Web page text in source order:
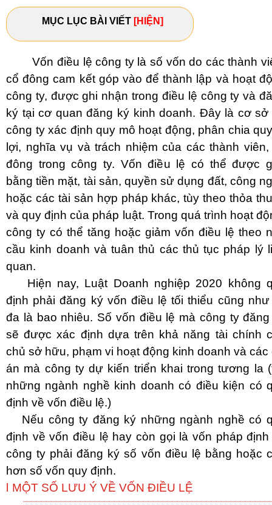
MỤC LỤC BÀI VIẾT [HIỆN]
Vốn điều lệ công ty là số vốn do các thành
cổ đông cam kết góp vào để thành lập và hoạt
công ty, được ghi nhận trong điều lệ công ty và
ký tại cơ quan đăng ký kinh doanh. Đây là cơ sở
công ty xác định quy mô hoạt động, phân chia
lợi, nghĩa vụ và trách nhiệm của các thành viên,
đông trong công ty. Vốn điều lệ có thể được
bằng tiền mặt, tài sản, quyền sử dụng đất, công
hoặc các tài sản hợp pháp khác, tùy theo thỏa
và quy định của pháp luật. Trong quá trình hoạt
công ty có thể tăng hoặc giảm vốn điều lệ theo
cầu kinh doanh và tuân thủ các thủ tục pháp lý
quan.
Hiện nay, Luật Doanh nghiệp 2020 không
định phải đăng ký vốn điều lệ tối thiểu cũng như
đa là bao nhiêu. Số vốn điều lệ mà công ty
sẽ được xác định dựa trên khả năng tài chính
chủ sở hữu, phạm vi hoạt động kinh doanh và các
án mà công ty dự kiến triển khai trong tương la (
những ngành nghề kinh doanh có điều kiện có
định về vốn điều lệ.)
Nếu công ty đăng ký những ngành nghề có
định về vốn điều lệ hay còn gọi là vốn pháp định
công ty phải đăng ký số vốn điều lệ bằng hoặc
hơn số vốn quy định.
MỘT SỐ LƯU Ý VỀ VỐN ĐIỀU LỆ